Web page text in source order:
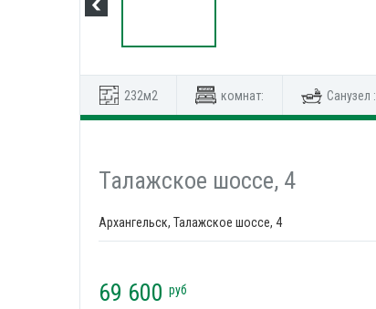
232м2 комнат: Санузел :
Талажское шоссе, 4
Архангельск, Талажское шоссе, 4
69 600 руб